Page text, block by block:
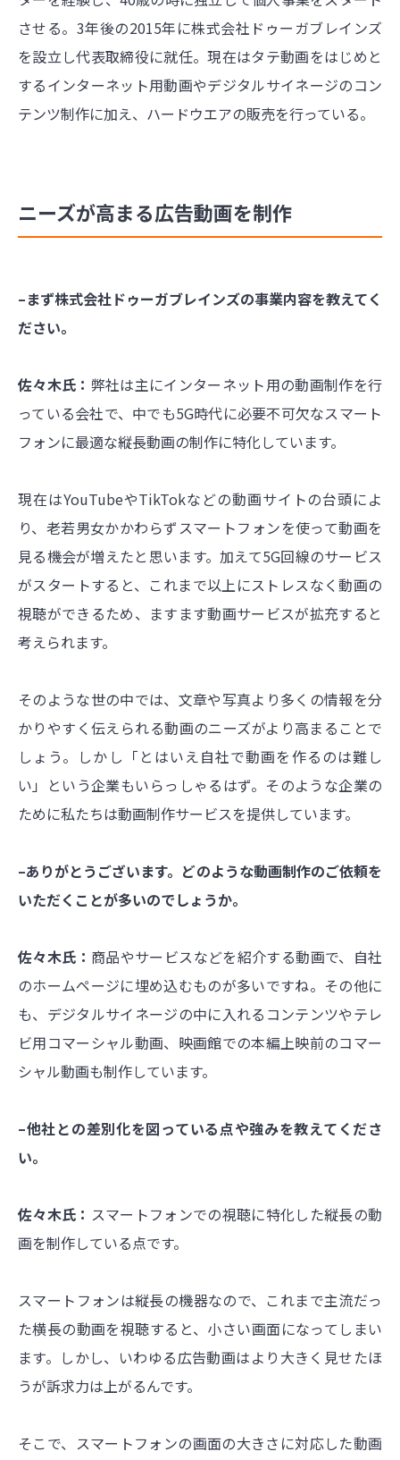
させる。3年後の2015年に株式会社ドゥーガブレインズ
を設立し代表取締役に就任。現在はタテ動画をはじめと
するインターネット用動画やデジタルサイネージのコン
テンツ制作に加え、ハードウエアの販売を行っている。
ニーズが高まる広告動画を制作
–まず株式会社ドゥーガブレインズの事業内容を教えてく
ださい。
佐々木氏： 弊社は主にインターネット用の動画制作を行
っている会社で、中でも5G時代に必要不可欠なスマート
フォンに最適な縦長動画の制作に特化しています。
現在はYouTubeやTikTokなどの動画サイトの台頭によ
り、老若男女かかわらずスマートフォンを使って動画を
見る機会が増えたと思います。加えて5G回線のサービス
がスタートすると、これまで以上にストレスなく動画の
視聴ができるため、ますます動画サービスが拡充すると
考えられます。
そのような世の中では、文章や写真より多くの情報を分
かりやすく伝えられる動画のニーズがより高まることで
しょう。しかし「とはいえ自社で動画を作るのは難し
い」という企業もいらっしゃるはず。そのような企業の
ために私たちは動画制作サービスを提供しています。
–ありがとうございます。どのような動画制作のご依頼を
いただくことが多いのでしょうか。
佐々木氏： 商品やサービスなどを紹介する動画で、自社
のホームページに埋め込むものが多いですね。その他に
も、デジタルサイネージの中に入れるコンテンツやテレ
ビ用コマーシャル動画、映画館での本編上映前のコマー
シャル動画も制作しています。
–他社との差別化を図っている点や強みを教えてくださ
い。
佐々木氏： スマートフォンでの視聴に特化した縦長の動
画を制作している点です。
スマートフォンは縦長の機器なので、これまで主流だっ
た横長の動画を視聴すると、小さい画面になってしまい
ます。しかし、いわゆる広告動画はより大きく見せたほ
うが訴求力は上がるんです。
そこで、スマートフォンの画面の大きさに対応した動画